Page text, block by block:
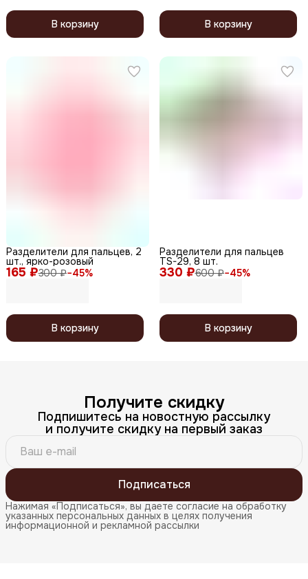
В корзину В корзину
165 ₽300 ₽−45%
Разделители для пальцев, 2
шт., ярко-розовый
В корзину
330 ₽600 ₽−45%
Разделители для пальцев
TS-29, 8 шт.
В корзину
Получите скидку
Подпишитесь на новостную рассылку
и получите скидку на первый заказ
Подписаться
Нажимая «Подписаться», вы даете согласие на обработку
указанных персональных данных в целях получения
информационной и рекламной рассылки